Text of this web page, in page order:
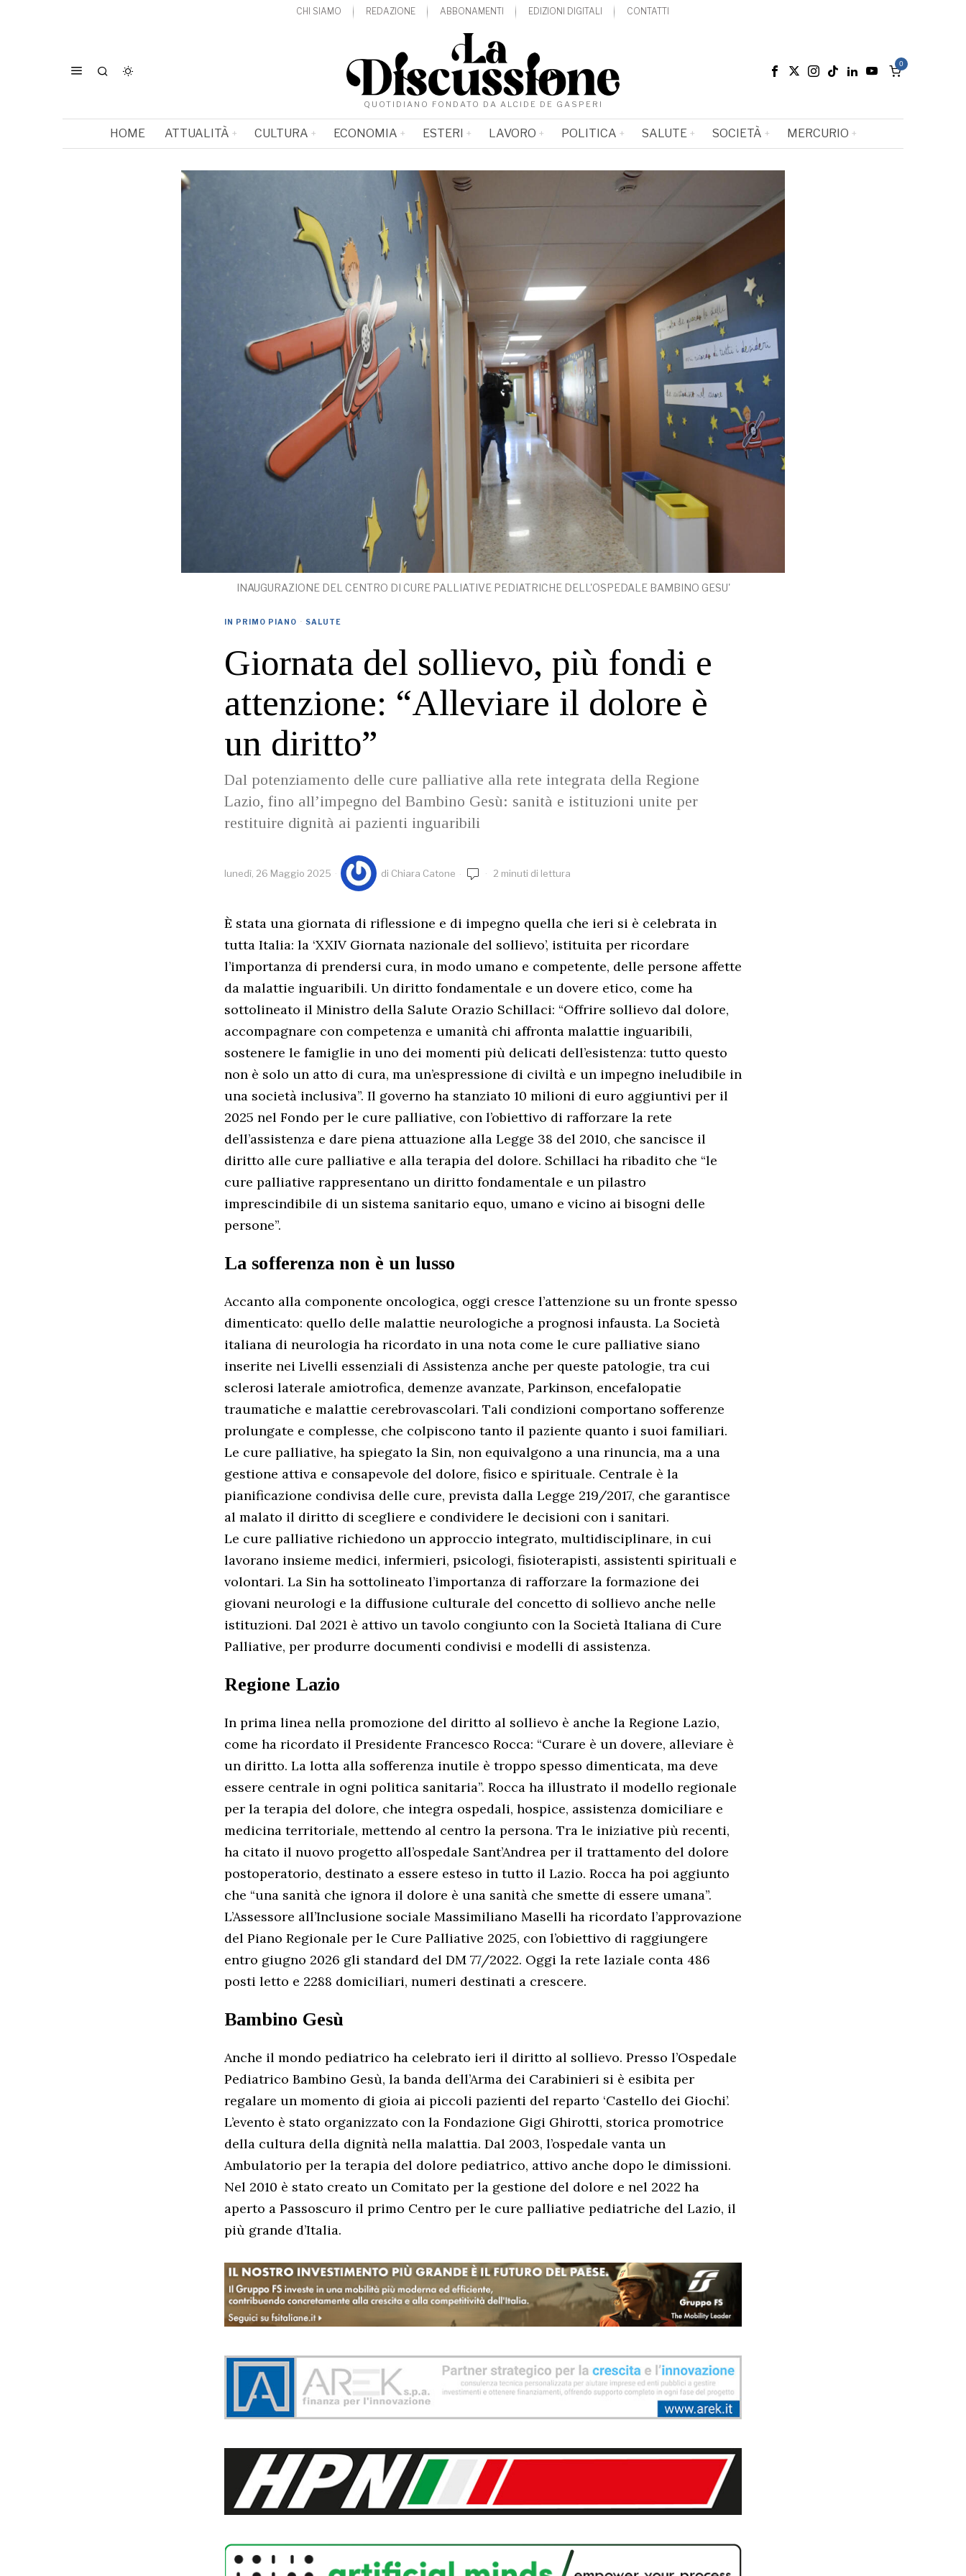
CHI SIAMO REDAZIONE ABBONAMENTI EDIZIONI DIGITALI CONTATTI
QUOTIDIANO FONDATO DA ALCIDE DE GASPERI
0
HOME ATTUALITÀ CULTURA ECONOMIA ESTERI LAVORO POLITICA SALUTE SOCIETÀ MERCURIO
INAUGURAZIONE DEL CENTRO DI CURE PALLIATIVE PEDIATRICHE DELL'OSPEDALE BAMBINO GESU'
IN PRIMO PIANO · SALUTE
Giornata del sollievo, più fondi e
attenzione: “Alleviare il dolore è
un diritto”
Dal potenziamento delle cure palliative alla rete integrata della Regione
Lazio, fino all’impegno del Bambino Gesù: sanità e istituzioni unite per
restituire dignità ai pazienti inguaribili
lunedì, 26 Maggio 2025 di Chiara Catone 2 minuti di lettura
È stata una giornata di riflessione e di impegno quella che ieri si è celebrata in
tutta Italia: la ‘XXIV Giornata nazionale del sollievo’, istituita per ricordare
l’importanza di prendersi cura, in modo umano e competente, delle persone affette
da malattie inguaribili. Un diritto fondamentale e un dovere etico, come ha
sottolineato il Ministro della Salute Orazio Schillaci: “Offrire sollievo dal dolore,
accompagnare con competenza e umanità chi affronta malattie inguaribili,
sostenere le famiglie in uno dei momenti più delicati dell’esistenza: tutto questo
non è solo un atto di cura, ma un’espressione di civiltà e un impegno ineludibile in
una società inclusiva”. Il governo ha stanziato 10 milioni di euro aggiuntivi per il
2025 nel Fondo per le cure palliative, con l’obiettivo di rafforzare la rete
dell’assistenza e dare piena attuazione alla Legge 38 del 2010, che sancisce il
diritto alle cure palliative e alla terapia del dolore. Schillaci ha ribadito che “le
cure palliative rappresentano un diritto fondamentale e un pilastro
imprescindibile di un sistema sanitario equo, umano e vicino ai bisogni delle
persone”.
La sofferenza non è un lusso
Accanto alla componente oncologica, oggi cresce l’attenzione su un fronte spesso
dimenticato: quello delle malattie neurologiche a prognosi infausta. La Società
italiana di neurologia ha ricordato in una nota come le cure palliative siano
inserite nei Livelli essenziali di Assistenza anche per queste patologie, tra cui
sclerosi laterale amiotrofica, demenze avanzate, Parkinson, encefalopatie
traumatiche e malattie cerebrovascolari. Tali condizioni comportano sofferenze
prolungate e complesse, che colpiscono tanto il paziente quanto i suoi familiari.
Le cure palliative, ha spiegato la Sin, non equivalgono a una rinuncia, ma a una
gestione attiva e consapevole del dolore, fisico e spirituale. Centrale è la
pianificazione condivisa delle cure, prevista dalla Legge 219/2017, che garantisce
al malato il diritto di scegliere e condividere le decisioni con i sanitari.
Le cure palliative richiedono un approccio integrato, multidisciplinare, in cui
lavorano insieme medici, infermieri, psicologi, fisioterapisti, assistenti spirituali e
volontari. La Sin ha sottolineato l’importanza di rafforzare la formazione dei
giovani neurologi e la diffusione culturale del concetto di sollievo anche nelle
istituzioni. Dal 2021 è attivo un tavolo congiunto con la Società Italiana di Cure
Palliative, per produrre documenti condivisi e modelli di assistenza.
Regione Lazio
In prima linea nella promozione del diritto al sollievo è anche la Regione Lazio,
come ha ricordato il Presidente Francesco Rocca: “Curare è un dovere, alleviare è
un diritto. La lotta alla sofferenza inutile è troppo spesso dimenticata, ma deve
essere centrale in ogni politica sanitaria”. Rocca ha illustrato il modello regionale
per la terapia del dolore, che integra ospedali, hospice, assistenza domiciliare e
medicina territoriale, mettendo al centro la persona. Tra le iniziative più recenti,
ha citato il nuovo progetto all’ospedale Sant’Andrea per il trattamento del dolore
postoperatorio, destinato a essere esteso in tutto il Lazio. Rocca ha poi aggiunto
che “una sanità che ignora il dolore è una sanità che smette di essere umana”.
L’Assessore all’Inclusione sociale Massimiliano Maselli ha ricordato l’approvazione
del Piano Regionale per le Cure Palliative 2025, con l’obiettivo di raggiungere
entro giugno 2026 gli standard del DM 77/2022. Oggi la rete laziale conta 486
posti letto e 2288 domiciliari, numeri destinati a crescere.
Bambino Gesù
Anche il mondo pediatrico ha celebrato ieri il diritto al sollievo. Presso l’Ospedale
Pediatrico Bambino Gesù, la banda dell’Arma dei Carabinieri si è esibita per
regalare un momento di gioia ai piccoli pazienti del reparto ‘Castello dei Giochi’.
L’evento è stato organizzato con la Fondazione Gigi Ghirotti, storica promotrice
della cultura della dignità nella malattia. Dal 2003, l’ospedale vanta un
Ambulatorio per la terapia del dolore pediatrico, attivo anche dopo le dimissioni.
Nel 2010 è stato creato un Comitato per la gestione del dolore e nel 2022 ha
aperto a Passoscuro il primo Centro per le cure palliative pediatriche del Lazio, il
più grande d’Italia.